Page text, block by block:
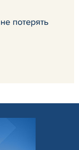
потерять